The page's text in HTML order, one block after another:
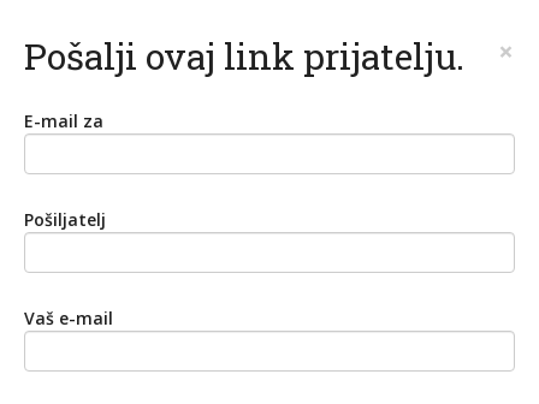
Pošalji ovaj link prijatelju. ×
E-mail za
Pošiljatelj
Vaš e-mail